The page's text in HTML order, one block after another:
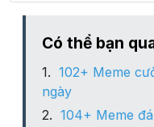
Phường Hàng Gai
Phường Hàng Mã
Có thể bạn
102+ Meme
ngày
104+ Meme